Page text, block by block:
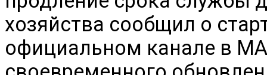
хозяйства сообщил о
официальном канале в